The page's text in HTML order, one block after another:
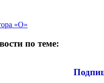
«О»
по теме: